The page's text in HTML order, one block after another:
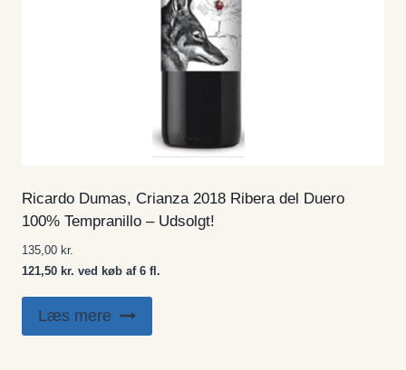
Ricardo Dumas, Crianza 2018 Ribera del Duero
100% Tempranillo – Udsolgt!
135,00 kr.
121,50 kr. ved køb af 6 fl.
Læs mere